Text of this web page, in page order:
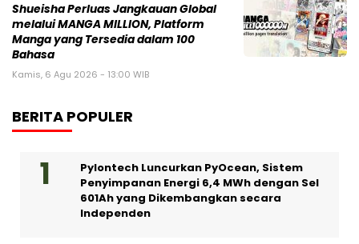
Shueisha Perluas Jangkauan Global
melalui MANGA MILLION, Platform
Manga yang Tersedia dalam 100
Bahasa
Kamis, 6 Agu 2026 - 13:00 WIB
BERITA POPULER
Pylontech Luncurkan PyOcean, Sistem
Penyimpanan Energi 6,4 MWh dengan Sel
601Ah yang Dikembangkan secara
Independen